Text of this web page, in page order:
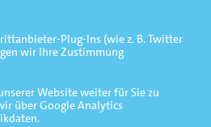
Plug-Ins (wie z. B. Twitter
wir Ihre Zustimmung
Website weiter für Sie zu
über Google Analytics
Impressum